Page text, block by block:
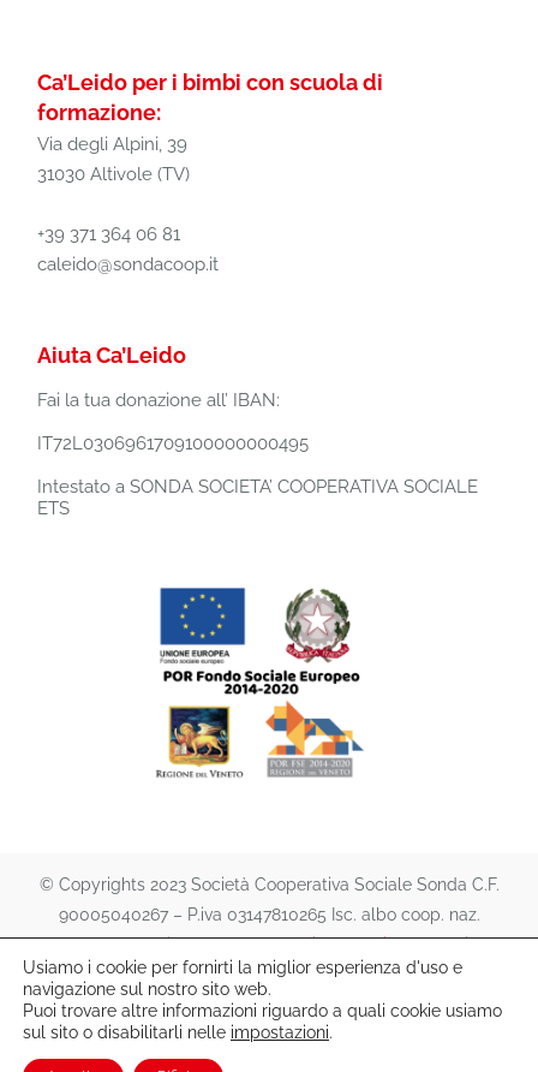
Ca’Leido per i bimbi con scuola di
formazione:
Via degli Alpini, 39
31030 Altivole (TV)
+39 371 364 06 81
caleido@sondacoop.it
Aiuta Ca’Leido
Fai la tua donazione all’ IBAN:
IT72L0306961709100000000495
Intestato a SONDA SOCIETA’ COOPERATIVA SOCIALE
ETS
© Copyrights 2023 Società Cooperativa Sociale Sonda C.F.
90005040267 – P.iva 03147810265 Isc. albo coop. naz.
A151474 | All rights reserved. |Privacy PolicyeCookie
Policy |lafutura s.a.s.
Usiamo i cookie per fornirti la miglior esperienza d'uso e
navigazione sul nostro sito web.
Puoi trovare altre informazioni riguardo a quali cookie usiamo
sul sito o disabilitarli nelle impostazioni.